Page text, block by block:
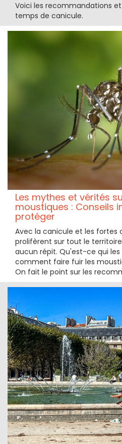
Voici les recommandations
temps de canicule.
Les mythes et vérités
moustiques : Conseils
protéger
Avec la canicule et les fortes
prolifèrent sur tout le
aucun répit. Qu'est-ce qui
comment faire fuir les
On fait le point sur les